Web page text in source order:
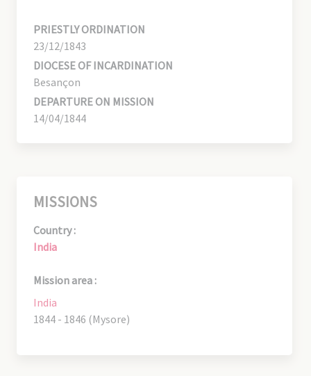
PRIESTLY ORDINATION
23/12/1843
DIOCESE OF INCARDINATION
Besançon
DEPARTURE ON MISSION
14/04/1844
MISSIONS
Country :
India
Mission area :
India
1844 - 1846 (Mysore)